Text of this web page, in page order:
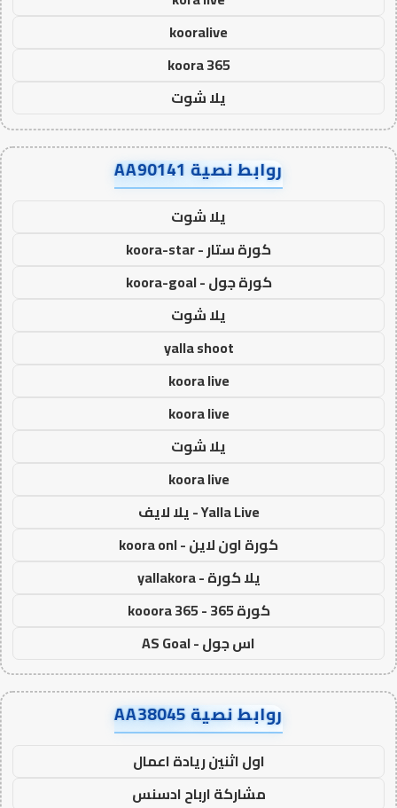
kooralive
koora 365
يلا شوت
روابط نصية AA90141
يلا شوت
كورة ستار - koora-star
كورة جول - koora-goal
يلا شوت
yalla shoot
koora live
koora live
يلا شوت
koora live
Yalla Live - يلا لايف
كورة اون لاين - koora onl
يلا كورة - yallakora
كورة 365 - kooora 365
اس جول - AS Goal
روابط نصية AA38045
اول اثنين ريادة اعمال
مشاركة ارباح ادسنس